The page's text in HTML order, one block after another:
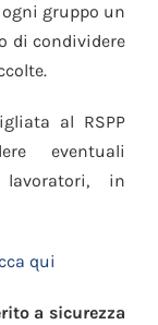
gruppo un
di condividere
al RSPP
eventuali
lavoratori, in
qui
a sicurezza